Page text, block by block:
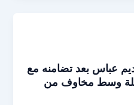
عباس بعد تضامنه مع
وسط مخاوف من